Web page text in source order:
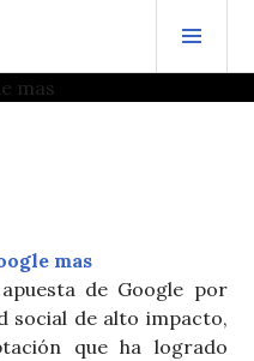
de Google por
social de alto impacto,
que ha logrado